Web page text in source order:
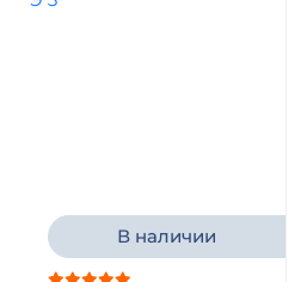
В наличии